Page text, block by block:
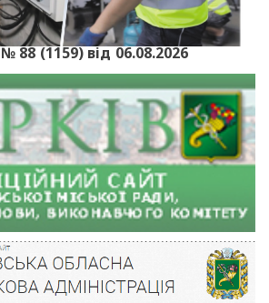
88 (1159) від 06.08.2026